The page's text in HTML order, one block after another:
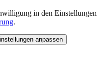
in den Einstellungen
.
anpassen